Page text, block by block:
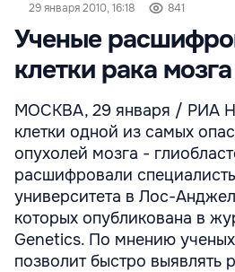
29 января 2010, 16:18 841
Ученые
клетки рака мозга
МОСКВА, 29 января / РИА
клетки одной из самых
опухолей мозга -
расшифровали
университета в Лос-
которых опубликована в
Genetics. По мнению
позволит быстро выявлять